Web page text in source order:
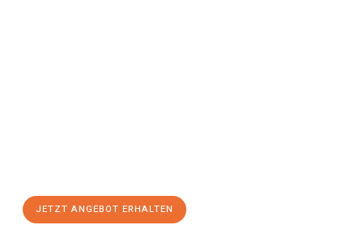
JETZT ANGEBOT ERHALTEN